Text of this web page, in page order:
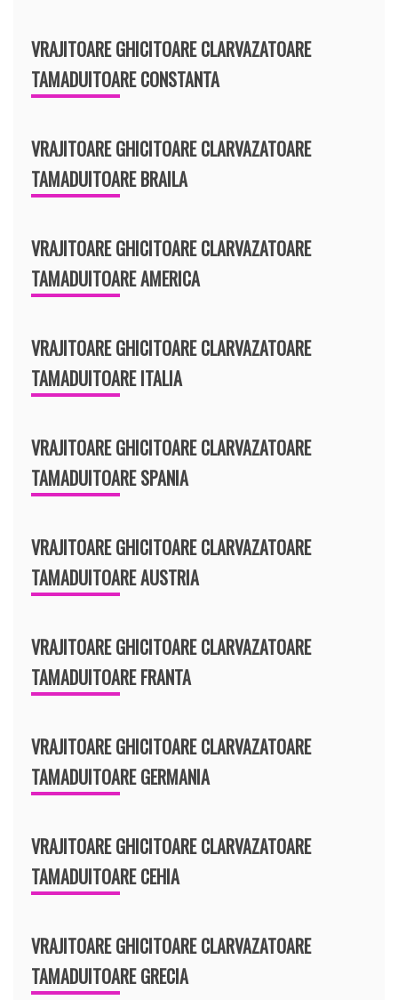
VRAJITOARE GHICITOARE CLARVAZATOARE
TAMADUITOARE CONSTANTA
VRAJITOARE GHICITOARE CLARVAZATOARE
TAMADUITOARE BRAILA
VRAJITOARE GHICITOARE CLARVAZATOARE
TAMADUITOARE AMERICA
VRAJITOARE GHICITOARE CLARVAZATOARE
TAMADUITOARE ITALIA
VRAJITOARE GHICITOARE CLARVAZATOARE
TAMADUITOARE SPANIA
VRAJITOARE GHICITOARE CLARVAZATOARE
TAMADUITOARE AUSTRIA
VRAJITOARE GHICITOARE CLARVAZATOARE
TAMADUITOARE FRANTA
VRAJITOARE GHICITOARE CLARVAZATOARE
TAMADUITOARE GERMANIA
VRAJITOARE GHICITOARE CLARVAZATOARE
TAMADUITOARE CEHIA
VRAJITOARE GHICITOARE CLARVAZATOARE
TAMADUITOARE GRECIA